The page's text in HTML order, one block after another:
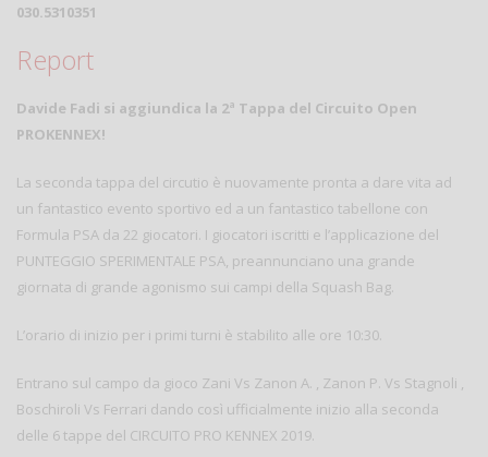
030.5310351
Report
Davide Fadi si aggiundica la 2ª Tappa del Circuito Open
PROKENNEX!
La seconda tappa del circutio è nuovamente pronta a dare vita ad
un fantastico evento sportivo ed a un fantastico tabellone con
Formula PSA da 22 giocatori. I giocatori iscritti e l’applicazione del
PUNTEGGIO SPERIMENTALE PSA, preannunciano una grande
giornata di grande agonismo sui campi della Squash Bag.
L’orario di inizio per i primi turni è stabilito alle ore 10:30.
Entrano sul campo da gioco Zani Vs Zanon A. , Zanon P. Vs Stagnoli ,
Boschiroli Vs Ferrari dando così ufficialmente inizio alla seconda
delle 6 tappe del CIRCUITO PRO KENNEX 2019.